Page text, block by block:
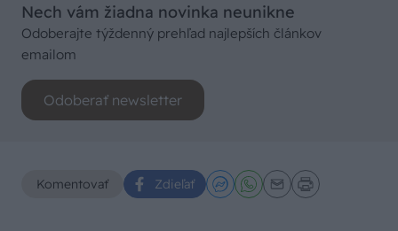
Nech vám žiadna novinka neunikne
Odoberajte týždenný prehľad najlepších článkov
emailom
Odoberať newsletter
Komentovať Zdieľať